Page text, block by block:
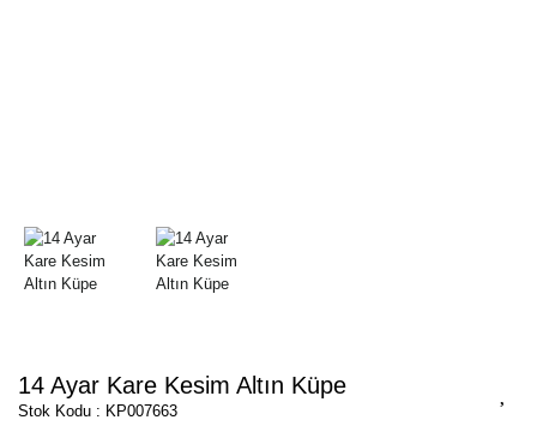
14 Ayar Kare Kesim Altın Küpe
Stok Kodu : KP007663